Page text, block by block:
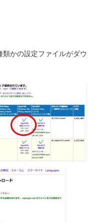
類かの設定ファイルがダウ